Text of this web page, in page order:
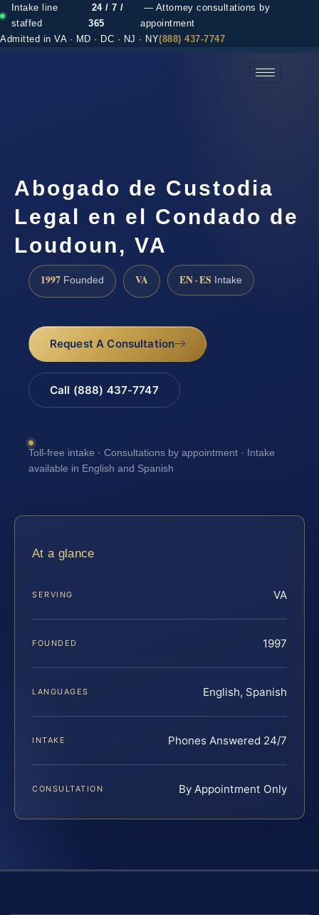
Intake line
staffed
24 / 7 /
365
— Attorney consultations by
appointment
Admitted in VA · MD · DC · NJ · NY(888) 437-7747
Abogado de Custodia
Legal en el Condado de
Loudoun, VA
1997 Founded VA EN · ES Intake
Request A Consultation
Call (888) 437-7747
Toll-free intake · Consultations by appointment · Intake
available in English and Spanish
At a glance
SERVING VA
FOUNDED 1997
LANGUAGES English, Spanish
INTAKE Phones Answered 24/7
CONSULTATION By Appointment Only